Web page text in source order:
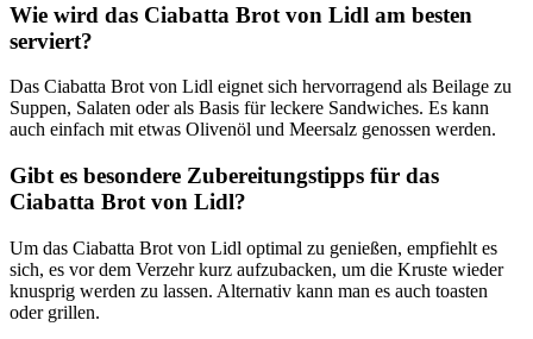
Wie wird das Ciabatta Brot von Lidl am besten
serviert?
Das Ciabatta Brot von Lidl eignet sich hervorragend als Beilage zu
Suppen, Salaten oder als Basis für leckere Sandwiches. Es kann
auch einfach mit etwas Olivenöl und Meersalz genossen werden.
Gibt es besondere Zubereitungstipps für das
Ciabatta Brot von Lidl?
Um das Ciabatta Brot von Lidl optimal zu genießen, empfiehlt es
sich, es vor dem Verzehr kurz aufzubacken, um die Kruste wieder
knusprig werden zu lassen. Alternativ kann man es auch toasten
oder grillen.